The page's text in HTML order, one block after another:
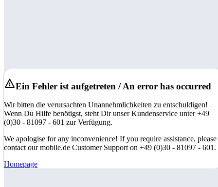
Ein Fehler ist aufgetreten / An error has occurred
Wir bitten die verursachten Unannehmlichkeiten zu entschuldigen!
Wenn Du Hilfe benötigst, steht Dir unser Kundenservice unter +49
(0)30 - 81097 - 601 zur Verfügung.
We apologise for any inconvenience! If you require assistance, please
contact our mobile.de Customer Support on +49 (0)30 - 81097 - 601.
Homepage